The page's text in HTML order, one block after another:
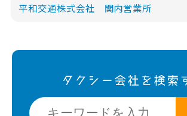
平和交通株式会社 関内営業所
タクシー会社を検索